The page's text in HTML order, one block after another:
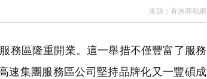
來源： 香港商報網
務區隆重開業。這一舉措不僅豐富了服務
速集團服務區公司堅持品牌化又一豐碩成